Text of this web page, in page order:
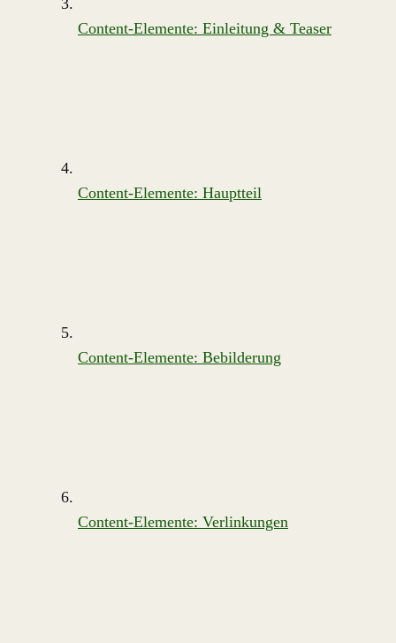
Content-Elemente: Einleitung & Teaser
Content-Elemente: Hauptteil
Content-Elemente: Bebilderung
Content-Elemente: Verlinkungen